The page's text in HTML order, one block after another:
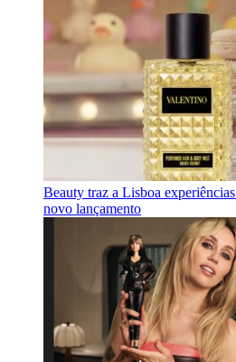
Beauty traz a Lisboa
novo lançamento